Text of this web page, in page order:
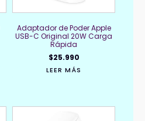
Adaptador de Poder Apple
USB-C Original 20W Carga
Rápida
$25.990
LEER MÁS